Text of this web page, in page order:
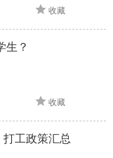
略 收藏
生？
收藏
打工政策汇总